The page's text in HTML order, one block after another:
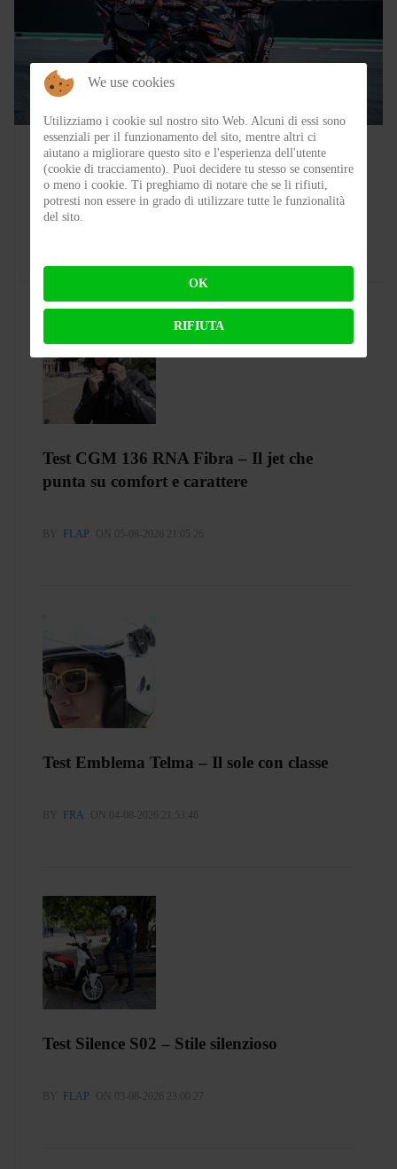
SPORT
Colpo grosso in Superbike, arrivano le
1200! Bentornata Aprilia?
Test CGM 136 RNA Fibra – Il jet che
punta su comfort e carattere
BY FLAP ON 05-08-2026 21:05:26
Test Emblema Telma – Il sole con classe
BY FRA ON 04-08-2026 21:53:46
Test Silence S02 – Stile silenzioso
BY FLAP ON 03-08-2026 23:00:27
We use cookies
Utilizziamo i cookie sul nostro sito Web. Alcuni di essi sono
essenziali per il funzionamento del sito, mentre altri ci
aiutano a migliorare questo sito e l'esperienza dell'utente
(cookie di tracciamento). Puoi decidere tu stesso se consentire
o meno i cookie. Ti preghiamo di notare che se li rifiuti,
potresti non essere in grado di utilizzare tutte le funzionalità
del sito.
OK
RIFIUTA